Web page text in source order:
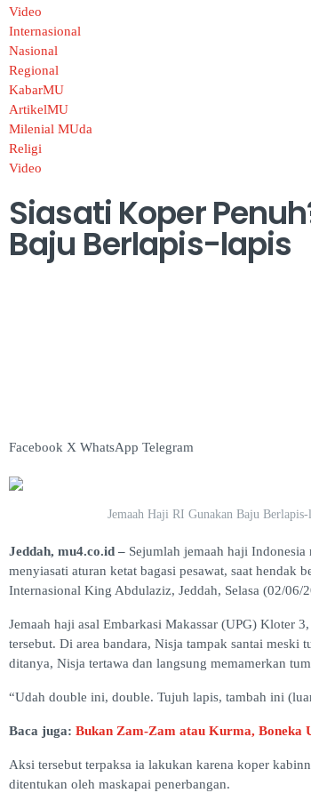
Video
Internasional
Nasional
Regional
KabarMU
ArtikelMU
Milenial MUda
Religi
Video
Siasati Koper
Baju Berlapis-lapis
Facebook X WhatsApp Telegram
Jemaah Haji RI Gunakan Baju
Jeddah, mu4.co.id – Sejumlah jemaah haji Indonesia
menyiasati aturan ketat bagasi pesawat, saat hendak
Internasional King Abdulaziz, Jeddah, Selasa (02/06/
Jemaah haji asal Embarkasi Makassar (UPG) Kloter
tersebut. Di area bandara, Nisja tampak santai
ditanya, Nisja tertawa dan langsung memamerkan
“Udah double ini, double. Tujuh lapis, tambah ini
Baca juga: Bukan Zam-Zam atau Kurma, Boneka
Aksi tersebut terpaksa ia lakukan karena koper
ditentukan oleh maskapai penerbangan.